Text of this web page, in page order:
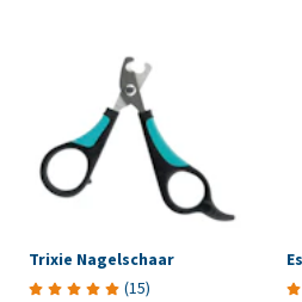
Trixie Nagelschaar
(15)